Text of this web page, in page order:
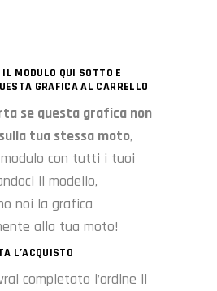
MODULO QUI SOTTO E
GRAFICA AL CARRELLO
se questa grafica non
tua stessa moto,
con tutti i tuoi
il modello,
noi la grafica
alla tua moto!
L’ACQUISTO
completato l’ordine il